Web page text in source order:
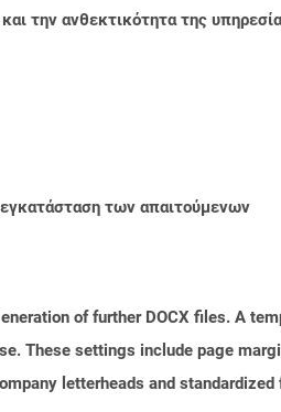
την ανθεκτικότητα της
των απαιτούμενων
of further DOCX files. A
These settings include page
letterheads and standardized